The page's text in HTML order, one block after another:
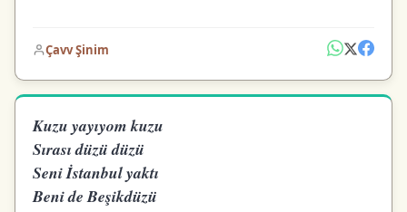
Çavv Şinim
Kuzu yayıyom kuzu
Sırası düzü düzü
Seni İstanbul yaktı
Beni de Beşikdüzü